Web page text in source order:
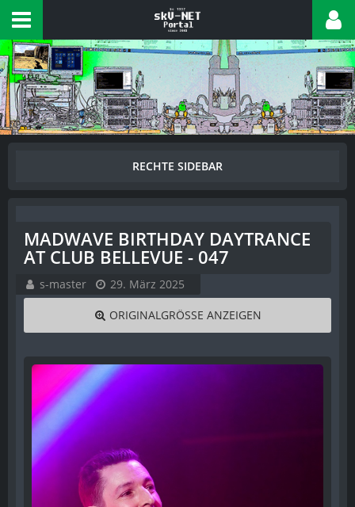
MADWAVE BIRTHDAY DAYTRANCE
AT CLUB BELLEVUE - 047
s-master 29. März 2025
ORIGINALGRÖSSE ANZEIGEN